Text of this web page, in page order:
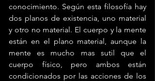
conocimiento. Según esta filosofía hay
dos planos de existencia, uno material
y otro no material. El cuerpo y la mente
están en el plano material, aunque la
mente es mucho mas sutil que el
cuerpo físico, pero ambos están
condicionados por las acciones de los